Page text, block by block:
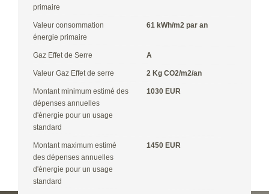
primaire
Valeur consommation
énergie primaire
61 kWh/m2 par an
Gaz Effet de Serre A
Valeur Gaz Effet de serre 2 Kg CO2/m2/an
Montant minimum estimé des
dépenses annuelles
d'énergie pour un usage
standard
1030 EUR
Montant maximum estimé
des dépenses annuelles
d'énergie pour un usage
standard
1450 EUR